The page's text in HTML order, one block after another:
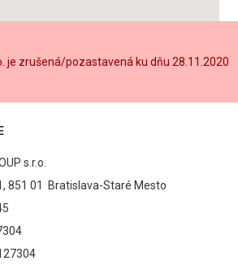
je zrušená/pozastavená ku dňu 28.11.2020
s.r.o.
851 01 Bratislava-Staré Mesto